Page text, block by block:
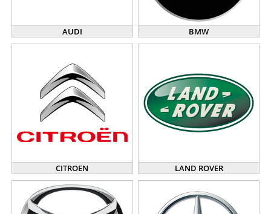
AUDI BMW
CITROEN LAND ROVER